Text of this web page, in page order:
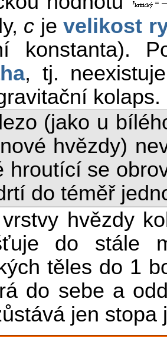
c jevelikost
konstanta).
, tj.
kolaps.
(jako u
hvězdy)
hroutící se
do téměř
hvězdy
do stále
těles do 1
do sebe a
jen